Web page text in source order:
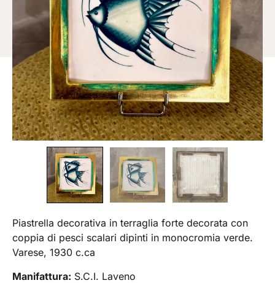
Piastrella decorativa in terraglia forte decorata con
coppia di pesci scalari dipinti in monocromia verde.
Varese, 1930 c.ca
Manifattura: S.C.I. Laveno